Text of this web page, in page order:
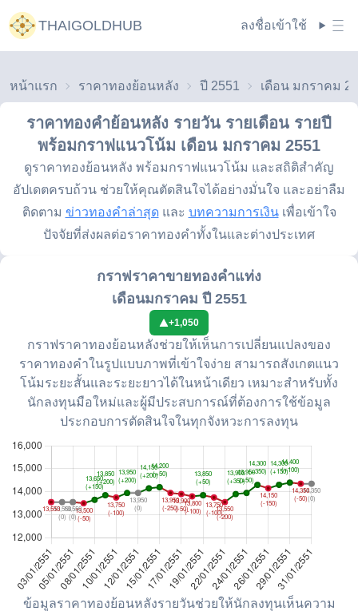
THAIGOLDHUB ลงชื่อเข้าใช้
หน้าแรก ราคาทองย้อนหลัง ปี 2551 เดือน มกราคม
ราคาทองคำย้อนหลัง รายวัน รายเดือน รายปี
พร้อมกราฟแนวโน้ม เดือน มกราคม 2551
ดูราคาทองย้อนหลัง พร้อมกราฟแนวโน้ม และสถิติสำคัญ
อัปเดตครบถ้วน ช่วยให้คุณตัดสินใจได้อย่างมั่นใจ และอย่าลืม
ติดตาม ข่าวทองคำล่าสุด และ บทความการเงิน เพื่อเข้าใจ
ปัจจัยที่ส่งผลต่อราคาทองคำทั้งในและต่างประเทศ
กราฟราคาขายทองคำแท่ง
เดือนมกราคม ปี 2551
+1,050
กราฟราคาทองย้อนหลังช่วยให้เห็นการเปลี่ยนแปลงของ
ราคาทองคำในรูปแบบภาพที่เข้าใจง่าย สามารถสังเกตแนว
โน้มระยะสั้นและระยะยาวได้ในหน้าเดียว เหมาะสำหรับทั้ง
นักลงทุนมือใหม่และผู้มีประสบการณ์ที่ต้องการใช้ข้อมูล
ประกอบการตัดสินใจในทุกจังหวะการลงทุน
ข้อมูลราคาทองย้อนหลังรายวันช่วยให้นักลงทุนเห็นความ